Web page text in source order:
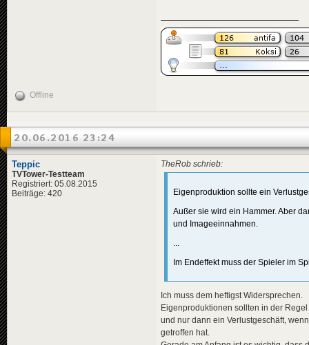
Offline
20.06.2016 23:24
Teppic
TVTower-Testteam
Registriert: 05.08.2015
Beiträge: 420
TheRob schrieb:
Eigenproduktion sollte ein
Außer sie wird ein Hammer. Aber
und Imageeinnahmen.
...
Im Endeffekt muss der Spieler im
Ich muss dem heftigst Widersprechen.
Eigenproduktionen sollten in der
und nur dann ein Verlustgeschäft,
getroffen hat.